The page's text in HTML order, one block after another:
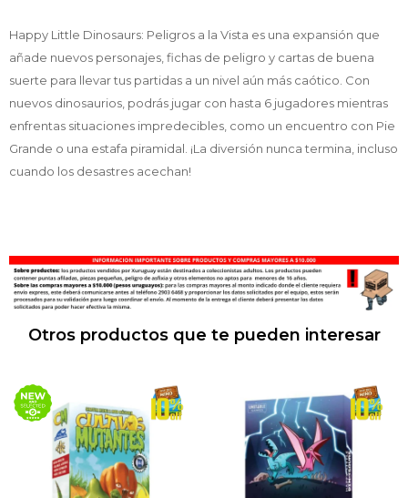
Happy Little Dinosaurs: Peligros a la Vista es una expansión que
añade nuevos personajes, fichas de peligro y cartas de buena
suerte para llevar tus partidas a un nivel aún más caótico. Con
nuevos dinosaurios, podrás jugar con hasta 6 jugadores mientras
enfrentas situaciones impredecibles, como un encuentro con Pie
Grande o una estafa piramidal. ¡La diversión nunca termina, incluso
cuando los desastres acechan!
Otros productos que te pueden interesar